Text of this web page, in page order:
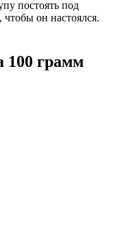
постоять под
он настоялся.
100 грамм